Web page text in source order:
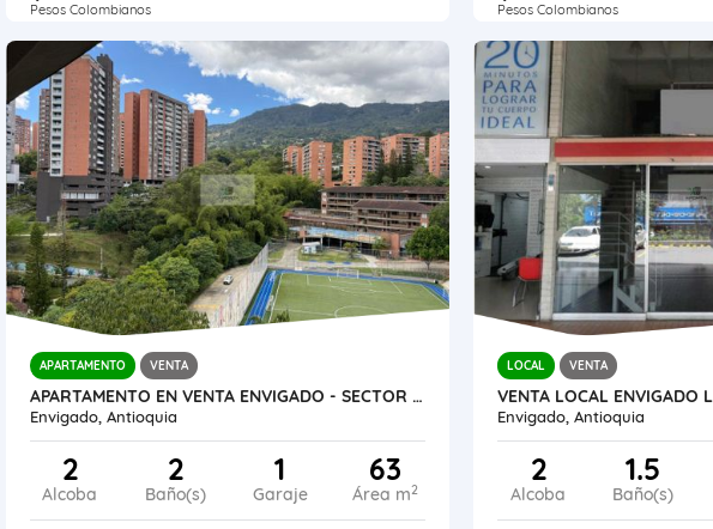
Pesos Colombianos Pesos Colombianos
APARTAMENTO VENTA
APARTAMENTO EN VENTA ENVIGADO - SECTOR CUMBRES
Envigado, Antioquia
2
Alcoba
2
Baño(s)
1
Garaje
63
Área m2
LOCAL VENTA
VENTA LOCAL ENVIGADO
Envigado, Antioquia
2
Alcoba
1.5
Baño(s)